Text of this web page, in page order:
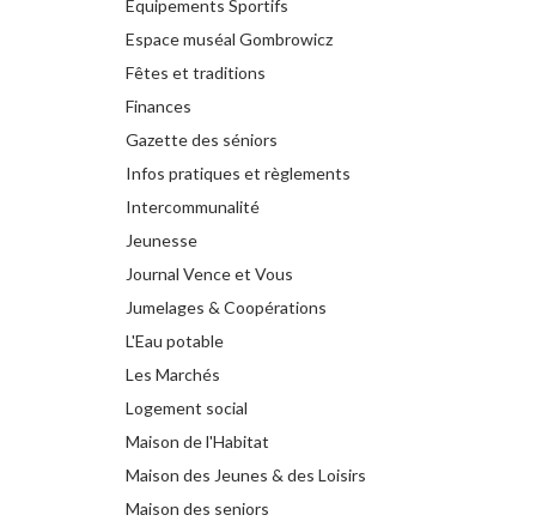
Equipements Sportifs
Espace muséal Gombrowicz
Fêtes et traditions
Finances
Gazette des séniors
Infos pratiques et règlements
Intercommunalité
Jeunesse
Journal Vence et Vous
Jumelages & Coopérations
L'Eau potable
Les Marchés
Logement social
Maison de l'Habitat
Maison des Jeunes & des Loisirs
Maison des seniors